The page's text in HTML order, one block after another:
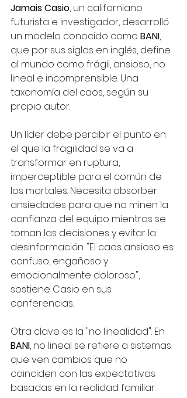
Jamais Casio, un californiano
futurista e investigador, desarrolló
un modelo conocido como BANI,
que por sus siglas en inglés, define
al mundo como frágil, ansioso, no
lineal e incomprensible. Una
taxonomía del caos, según su
propio autor.
Un líder debe percibir el punto en
el que la fragilidad se va a
transformar en ruptura,
imperceptible para el común de
los mortales. Necesita absorber
ansiedades para que no minen la
confianza del equipo mientras se
toman las decisiones y evitar la
desinformación. "El caos ansioso es
confuso, engañoso y
emocionalmente doloroso",
sostiene Casio en sus
conferencias.
Otra clave es la "no linealidad". En
BANI, no lineal se refiere a sistemas
que ven cambios que no
coinciden con las expectativas
basadas en la realidad familiar.